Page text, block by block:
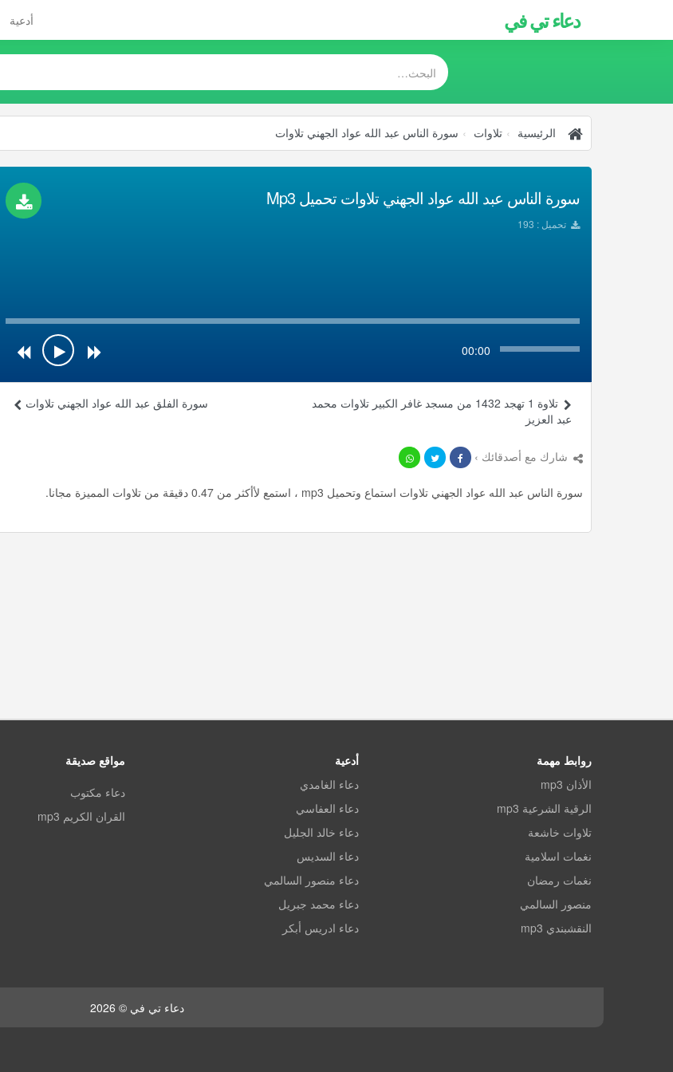
دعاء تي في أدعية
الرئيسية تلاوات سورة الناس عبد الله عواد الجهني تلاوات
سورة الناس عبد الله عواد الجهني تلاوات تحميل Mp3
تحميل : 193
00:00
سورة الفلق عبد الله عواد الجهني تلاوات
تلاوة 1 تهجد 1432 من مسجد غافر الكبير تلاوات محمد
عبد العزيز
شارك مع أصدقائك ›
سورة الناس عبد الله عواد الجهني تلاوات استماع وتحميل mp3 ، استمع لأأكثر من 0.47 دقيقة من تلاوات المميزة مجانا.
روابط مهمة
الأذان mp3
الرقية الشرعية mp3
تلاوات خاشعة
نغمات اسلامية
نغمات رمضان
منصور السالمي
النقشبندي mp3
أدعية
دعاء الغامدي
دعاء العفاسي
دعاء خالد الجليل
دعاء السديس
دعاء منصور السالمي
دعاء محمد جبريل
دعاء ادريس أبكر
مواقع صديقة
دعاء مكتوب
القران الكريم mp3
دعاء تي في © 2026